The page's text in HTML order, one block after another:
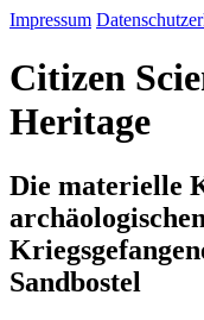
Impressum
Citizen
Heritage
Die materielle
Sandbostel